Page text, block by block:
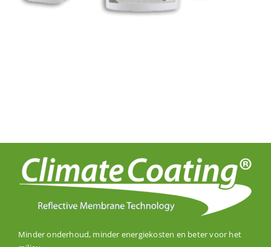
Minder onderhoud, minder energiekosten en beter voor het